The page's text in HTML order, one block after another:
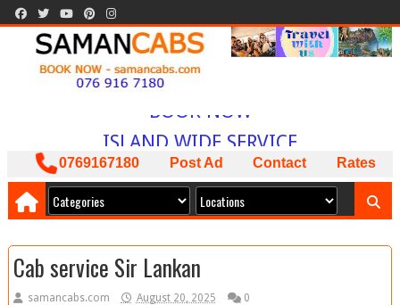
WELCOME TO
SAMAN CABS
ISLAND WIDE SERVICE
PACKAGES AVAILABLE
ඔබට අවශ්‍ය කාර් ලොරි බස් අඩුම මිලට
අපෙන් !
0769167180 Post Ad Contact Rates
Cab service Sir Lankan
samancabs.com August 20, 2025 0